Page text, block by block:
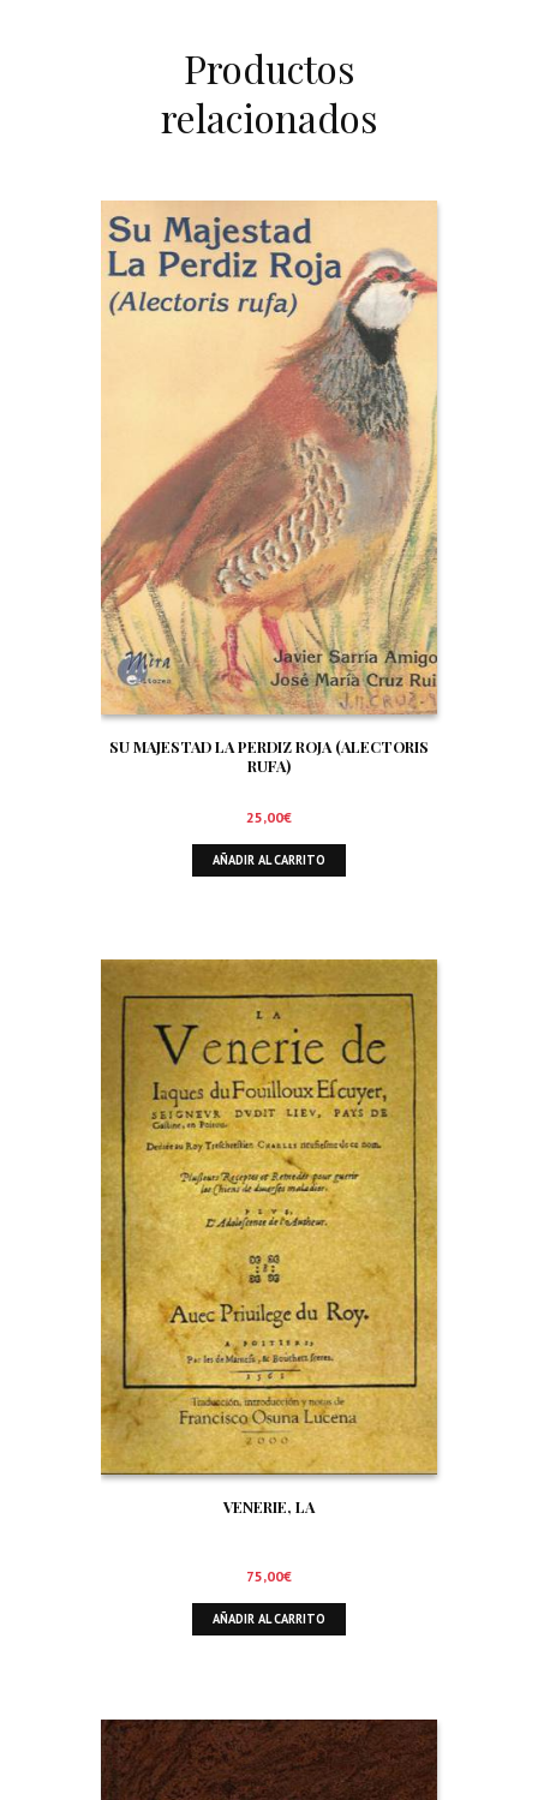
Productos
relacionados
SU MAJESTAD LA PERDIZ ROJA (ALECTORIS
RUFA)
25,00€
AÑADIR AL CARRITO
VENERIE, LA
75,00€
AÑADIR AL CARRITO